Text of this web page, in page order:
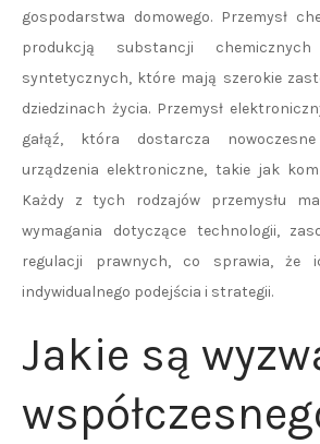
gospodarstwa domowego. Przemysł
produkcją substancji
syntetycznych, które mają szerokie
dziedzinach życia. Przemysł
gałąź, która dostarcza
urządzenia elektroniczne, takie jak
Każdy z tych rodzajów przemysłu
wymagania dotyczące technologii,
regulacji prawnych, co sprawia, że
indywidualnego podejścia i strategii.
Jakie są